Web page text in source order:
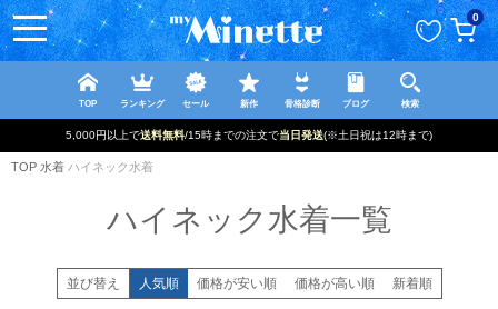
0
TOP ランキング セール 新作 骨格診断 ブログ 検索
5,000円以上で送料無料/15時までの注文で当日発送(※土日祝は12時まで)
TOP 水着 ハイネック水着
ハイネック水着一覧
並び替え 人気順 価格が安い順 価格が高い順 新着順
ペー
ジト
ップ